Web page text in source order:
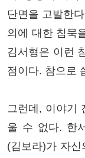
단면을 고발한
의에 대한 침묵
김서형은 이런
점이다. 참으로
그런데, 이야기
울 수 없다. 한
(김보라)가 자